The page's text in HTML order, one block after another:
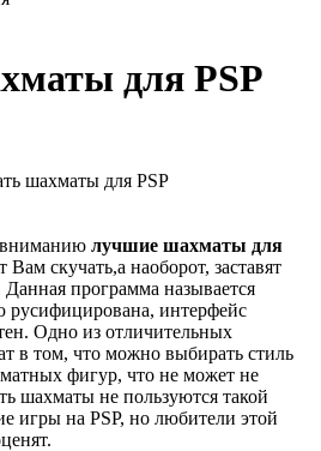
для PSP
лучшие шахматы для
Вам скучать,а наоборот, заставят
программа называется
русифицирована, интерфейс
Одно из отличительных
в том, что можно выбирать стиль
фигур, что не может не
шахматы не пользуются такой
игры на PSP, но любители этой